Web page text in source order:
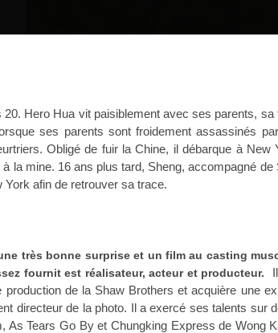
20. Hero Hua vit paisiblement avec ses parents, sa
ses parents sont froidement assassinés
Obligé de fuir la Chine, il débarque à New
la mine. 16 ans plus tard, Sheng, accompagné de
afin de retrouver sa trace.
très bonne surprise et un film au casting
fournit est réalisateur, acteur et producteur.
de la Shaw Brothers et acquière une
directeur de la photo. Il a exercé ses talents sur
As Tears Go By et Chungking Expressde Wong